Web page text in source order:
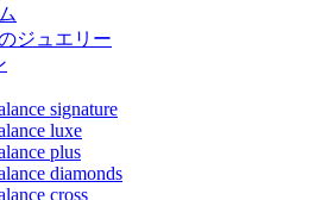
ジュエリー
signature
luxe
plus
diamonds
cross